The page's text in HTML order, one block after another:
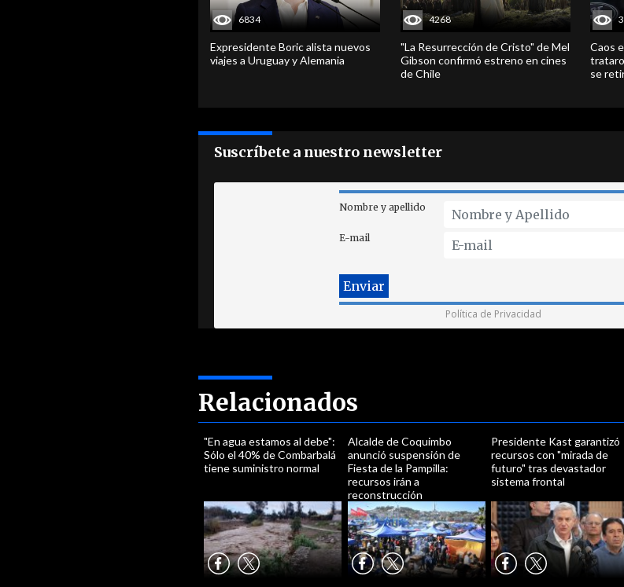
6834
Expresidente Boric alista nuevos
viajes a Uruguay y Alemania
4268
"La Resurrección de Cristo" de Mel
Gibson confirmó estreno en cines
de Chile
Caos
se
Suscríbete a nuestro newsletter
Nombre y apellido
E-mail
Política de Privacidad
Relacionados
"En agua estamos al debe":
Sólo el 40% de Combarbalá
tiene suministro normal
Alcalde de Coquimbo
anunció suspensión de
Fiesta de la Pampilla:
recursos irán a
reconstrucción
Presidente Kast garantizó
recursos con "mirada de
futuro" tras devastador
sistema frontal